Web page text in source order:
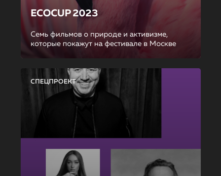
ECOCUP 2023
Семь фильмов о природе и активизме,
которые покажут на фестивале в Москве
СПЕЦПРОЕКТ